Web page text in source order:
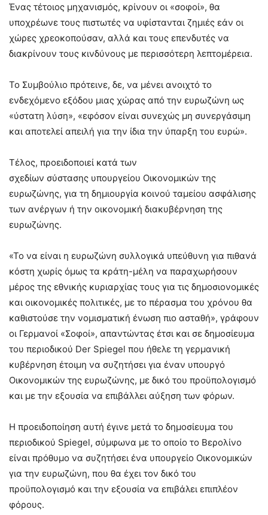
Ένας τέτοιος μηχανισμός, κρίνουν οι «σοφοί», θα
υποχρέωνε τους πιστωτές να υφίστανται ζημιές εάν οι
χώρες χρεοκοπούσαν, αλλά και τους επενδυτές να
διακρίνουν τους κινδύνους με περισσότερη λεπτομέρεια.
Το Συμβούλιο πρότεινε, δε, να μένει ανοιχτό το
ενδεχόμενο εξόδου μιας χώρας από την ευρωζώνη ως
«ύστατη λύση», «εφόσον είναι συνεχώς μη συνεργάσιμη
και αποτελεί απειλή για την ίδια την ύπαρξη του ευρώ».
Τέλος, προειδοποιεί κατά των
σχεδίων σύστασης υπουργείου Οικονομικών της
ευρωζώνης, για τη δημιουργία κοινού ταμείου ασφάλισης
των ανέργων ή την οικονομική διακυβέρνηση της
ευρωζώνης.
«Το να είναι η ευρωζώνη συλλογικά υπεύθυνη για πιθανά
κόστη χωρίς όμως τα κράτη-μέλη να παραχωρήσουν
μέρος της εθνικής κυριαρχίας τους για τις δημοσιονομικές
και οικονομικές πολιτικές, με το πέρασμα του χρόνου θα
καθιστούσε την νομισματική ένωση πιο ασταθή», γράφουν
οι Γερμανοί «Σοφοί», απαντώντας έτσι και σε δημοσίευμα
του περιοδικού Der Spiegel που ήθελε τη γερμανική
κυβέρνηση έτοιμη να συζητήσει για έναν υπουργό
Οικονομικών της ευρωζώνης, με δικό του προϋπολογισμό
και με την εξουσία να επιβάλλει αύξηση των φόρων.
Η προειδοποίηση αυτή έγινε μετά το δημοσίευμα του
περιοδικού Spiegel, σύμφωνα με το οποίο το Βερολίνο
είναι πρόθυμο να συζητήσει ένα υπουργείο Οικονομικών
για την ευρωζώνη, που θα έχει τον δικό του
προϋπολογισμό και την εξουσία να επιβάλει επιπλέον
φόρους.